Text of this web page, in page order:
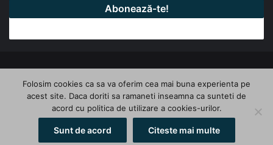
FacebookLinkedInYouTube
Folosim cookies ca sa va oferim cea mai buna experienta pe
acest site. Daca doriti sa ramaneti inseamna ca sunteti de
acord cu politica de utilizare a cookies-urilor.
Sunt de acord Citeste mai multe